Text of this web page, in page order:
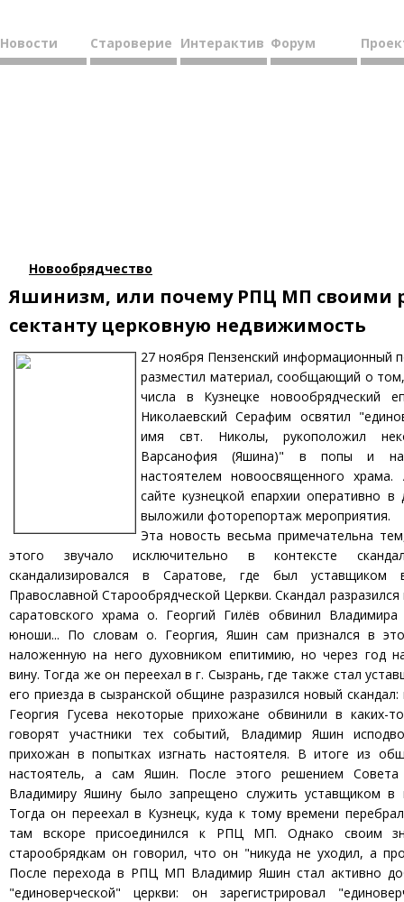
Новости Староверие Интерактив Форум
Новообрядчество
Яшинизм, или почему РПЦ МП своими
сектанту церковную недвижимость
27 ноября Пензенский информационный
разместил материал, сообщающий о
числа в Кузнецке новообрядческий
Николаевский Серафим освятил
имя свт. Николы, рукоположил
Варсанофия (Яшина)" в попы и
настоятелем новоосвященного
сайте кузнецкой епархии оперативно
выложили фоторепортаж мероприятия.
Эта новость весьма примечательна
этого звучало исключительно в контексте
скандализировался в Саратове, где был уставщиком
Православной Старообрядческой Церкви. Скандал разразился
саратовского храма о. Георгий Гилёв обвинил
юноши... По словам о. Георгия, Яшин сам признался в
наложенную на него духовником епитимию, но через год
вину. Тогда же он переехал в г. Сызрань, где также стал
его приезда в сызранской общине разразился новый
Георгия Гусева некоторые прихожане обвинили в каких-
говорят участники тех событий, Владимир Яшин
прихожан в попытках изгнать настоятеля. В итоге из
настоятель, а сам Яшин. После этого решением
Владимиру Яшину было запрещено служить уставщиком в
Тогда он переехал в Кузнецк, куда к тому времени
там вскоре присоединился к РПЦ МП. Однако своим
старообрядкам он говорил, что он "никуда не уходил, а
После перехода в РПЦ МП Владимир Яшин стал активно
"единоверческой" церкви: он зарегистрировал